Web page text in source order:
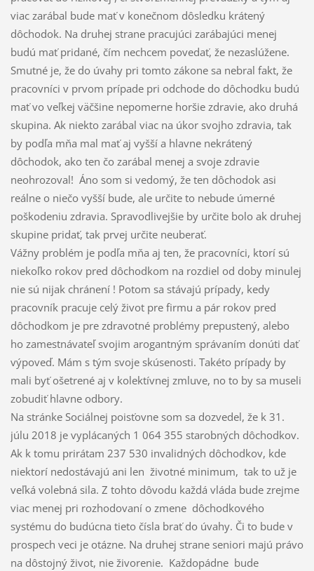
viac zarábal bude mať v konečnom dôsledku krátený
dôchodok. Na druhej strane pracujúci zarábajúci menej
budú mať pridané, čím nechcem povedať, že nezaslúžene.
Smutné je, že do úvahy pri tomto zákone sa nebral fakt, že
pracovníci v prvom prípade pri odchode do dôchodku budú
mať vo veľkej väčšine nepomerne horšie zdravie, ako druhá
skupina. Ak niekto zarábal viac na úkor svojho zdravia, tak
by podľa mňa mal mať aj vyšší a hlavne nekrátený
dôchodok, ako ten čo zarábal menej a svoje zdravie
neohrozoval! Áno som si vedomý, že ten dôchodok asi
reálne o niečo vyšší bude, ale určite to nebude úmerné
poškodeniu zdravia. Spravodlivejšie by určite bolo ak druhej
skupine pridať, tak prvej určite neuberať.
Vážny problém je podľa mňa aj ten, že pracovníci, ktorí sú
niekoľko rokov pred dôchodkom na rozdiel od doby minulej
nie sú nijak chránení ! Potom sa stávajú prípady, kedy
pracovník pracuje celý život pre firmu a pár rokov pred
dôchodkom je pre zdravotné problémy prepustený, alebo
ho zamestnávateľ svojim arogantným správaním donúti dať
výpoveď. Mám s tým svoje skúsenosti. Takéto prípady by
mali byť ošetrené aj v kolektívnej zmluve, no to by sa museli
zobudiť hlavne odbory.
Na stránke Sociálnej poisťovne som sa dozvedel, že k 31.
júlu 2018 je vyplácaných 1 064 355 starobných dôchodkov.
Ak k tomu prirátam 237 530 invalidných dôchodkov, kde
niektorí nedostávajú ani len životné minimum, tak to už je
veľká volebná sila. Z tohto dôvodu každá vláda bude zrejme
viac menej pri rozhodovaní o zmene dôchodkového
systému do budúcna tieto čísla brať do úvahy. Či to bude v
prospech veci je otázne. Na druhej strane seniori majú právo
na dôstojný život, nie živorenie. Každopádne bude